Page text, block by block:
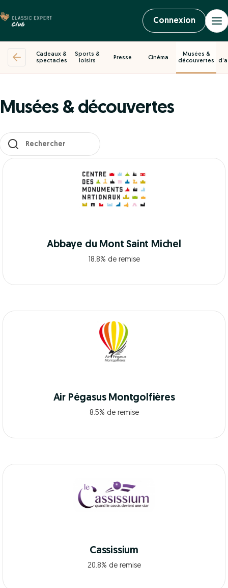
Connexion
Musées & découvertes
Cadeaux &
spectacles
Sports &
loisirs
Presse Cinéma
Musées &
découvertes
Les résultats se mettent à jour au fur et à mesure de votre
Abbaye du Mont Saint Michel
18.8% de remise
Air Pégasus Montgolfières
8.5% de remise
Cassissium
20.8% de remise